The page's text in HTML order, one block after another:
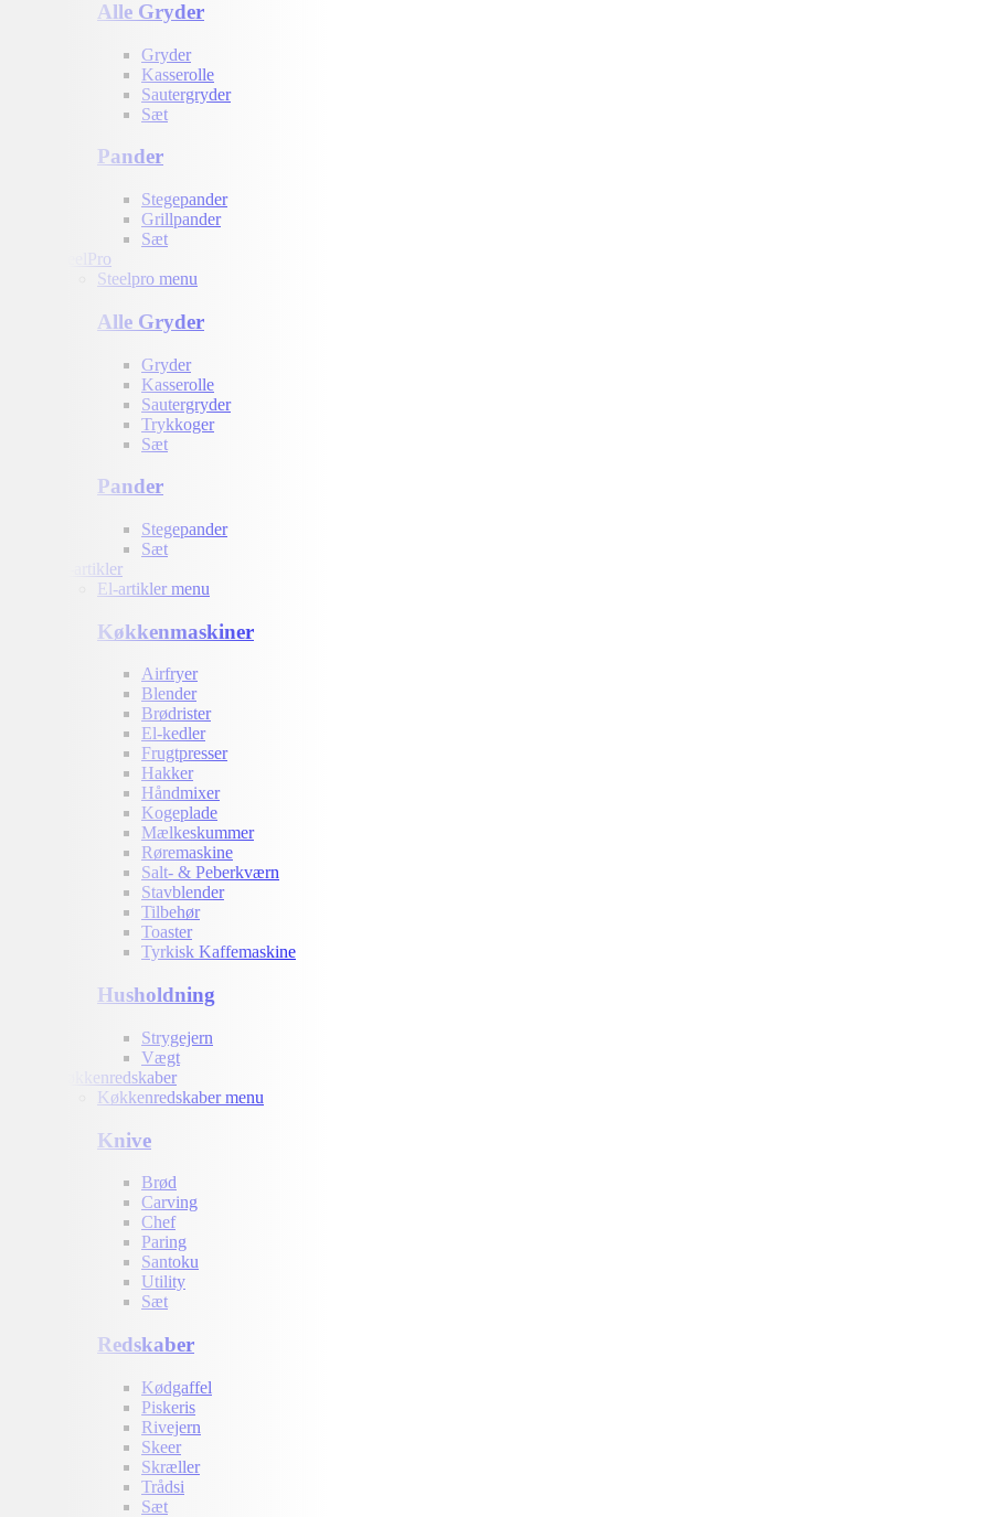
Alle Gryder
Gryder
Kasserolle
Sautergryder
Sæt
Pander
Stegepander
Grillpander
Sæt
SteelPro
Steelpro menu
Alle Gryder
Gryder
Kasserolle
Sautergryder
Trykkoger
Sæt
Pander
Stegepander
Sæt
El-artikler
El-artikler menu
Køkkenmaskiner
Airfryer
Blender
Brødrister
El-kedler
Frugtpresser
Hakker
Håndmixer
Kogeplade
Mælkeskummer
Røremaskine
Salt- & Peberkværn
Stavblender
Tilbehør
Toaster
Tyrkisk Kaffemaskine
Husholdning
Strygejern
Vægt
Køkkenredskaber
Køkkenredskaber menu
Knive
Brød
Carving
Chef
Paring
Santoku
Utility
Sæt
Redskaber
Kødgaffel
Piskeris
Rivejern
Skeer
Skræller
Trådsi
Sæt